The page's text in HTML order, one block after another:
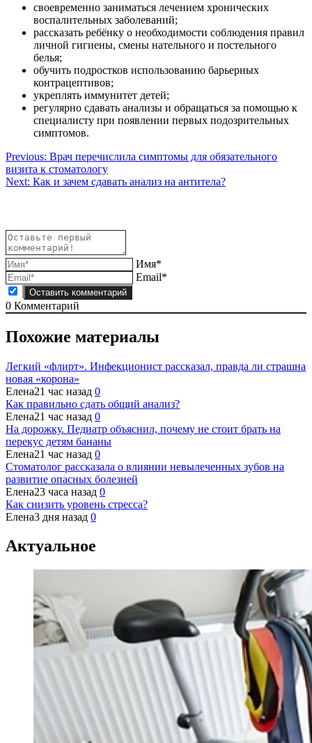
своевременно заниматься лечением хронических
воспалительных заболеваний;
рассказать ребёнку о необходимости соблюдения правил
личной гигиены, смены нательного и постельного
белья;
обучить подростков использованию барьерных
контрацептивов;
укреплять иммунитет детей;
регулярно сдавать анализы и обращаться за помощью к
специалисту при появлении первых подозрительных
симптомов.
Навигация
по
Previous: Врач перечислила симптомы для обязательного
визита к стоматологу
Next: Как и зачем сдавать анализ на антитела?
Имя*
Email*
0 Комментарий
Похожие материалы
Легкий «флирт». Инфекционист рассказал, правда ли страшна
новая «корона»
Елена21 час назад 0
Как правильно сдать общий анализ?
Елена21 час назад 0
На дорожку. Педиатр объяснил, почему не стоит брать на
перекус детям бананы
Елена21 час назад 0
Стоматолог рассказала о влиянии невылеченных зубов на
развитие опасных болезней
Елена23 часа назад 0
Как снизить уровень стресса?
Елена3 дня назад 0
Актуальное